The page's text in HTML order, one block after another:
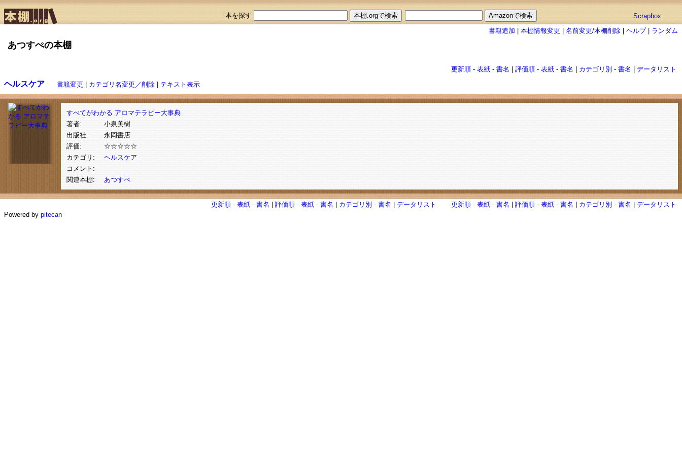
本を探す
Scrapbox
書籍追加 |本棚情報変更 |名前変更/本棚削除 |ヘルプ| ランダム
あつすぺの本棚
更新順 -表紙 -書名 |評価順 -表紙 -書名 カテゴリ別 -書名 |データリスト
ヘルスケア 書籍変更 カテゴリ名変更／削除| テキスト表示
すべてがわかる アロマテラピー大事典
著者:
小泉美樹
出版社:
永岡書店
評価:
☆☆☆☆☆
カテゴリ:
ヘルスケア
コメント:
関連本棚:
あつすぺ
更新順 -表紙 -書名 |評価順 -表紙 -書名 カテゴリ別 -書名 |データリスト
更新順 -表紙 -書名 |評価順 -表紙 -書名 カテゴリ別 -書名 |データリスト
Powered by pitecan